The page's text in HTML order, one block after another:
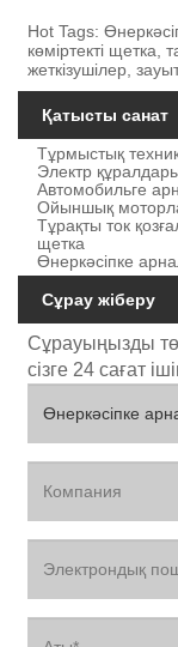
Hot Tags:
көміртекті
жеткізушілер,
Қатысты санат
Тұрмыстық
Электр
Автомобильге
Ойыншық
Тұрақты ток
щетка
Өнеркәсіпке
Сұрау жіберу
Сұрауыңызды
сізге 24 сағат